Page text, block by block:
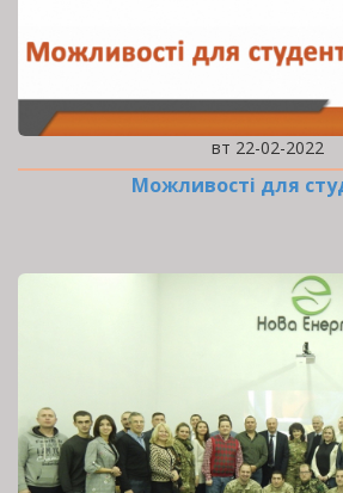
вт 22-02-2022
Можливості для